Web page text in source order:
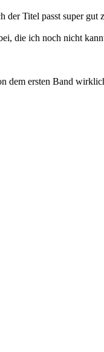
Titel passt super gut
die ich noch nicht
ersten Band